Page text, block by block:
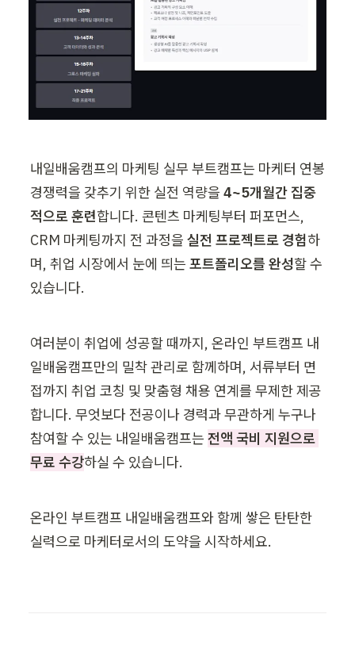
내일배움캠프의 마케팅 실무 부트캠프는 마케터 연봉
경쟁력을 갖추기 위한 실전 역량을 4~5개월간 집중
적으로 훈련합니다. 콘텐츠 마케팅부터 퍼포먼스,
CRM 마케팅까지 전 과정을 실전 프로젝트로 경험하
며, 취업 시장에서 눈에 띄는 포트폴리오를 완성할 수
있습니다.
여러분이 취업에 성공할 때까지, 온라인 부트캠프 내
일배움캠프만의 밀착 관리로 함께하며, 서류부터 면
접까지 취업 코칭 및 맞춤형 채용 연계를 무제한 제공
합니다. 무엇보다 전공이나 경력과 무관하게 누구나
참여할 수 있는 내일배움캠프는 전액 국비 지원으로
무료 수강하실 수 있습니다.
온라인 부트캠프 내일배움캠프와 함께 쌓은 탄탄한
실력으로 마케터로서의 도약을 시작하세요.